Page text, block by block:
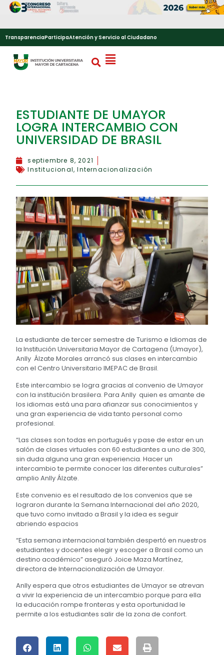
TransparenciaParticipaAtención y Servicio al Ciudadano
ESTUDIANTE DE UMAYOR
LOGRA INTERCAMBIO CON
UNIVERSIDAD DE BRASIL
septiembre 8, 2021
Institucional,Internacionalización
La estudiante de tercer semestre de Turismo e Idiomas de
la Institución Universitaria Mayor de Cartagena (Umayor),
Anlly Álzate Morales arrancó sus clases en intercambio
con el Centro Universitario IMEPAC de Brasil.
Este intercambio se logra gracias al convenio de Umayor
con la institución brasilera. Para Anlly quien es amante de
los idiomas está una para afianzar sus conocimientos y
una gran experiencia de vida tanto personal como
profesional.
“Las clases son todas en portugués y pase de estar en un
salón de clases virtuales con 60 estudiantes a uno de 300,
sin duda alguna una gran experiencia. Hacer un
intercambio te permite conocer las diferentes culturales”
amplio Anlly Álzate.
Este convenio es el resultado de los convenios que se
lograron durante la Semana Internacional del año 2020,
que tuvo como invitado a Brasil y la idea es seguir
abriendo espacios
“Esta semana internacional también despertó en nuestros
estudiantes y docentes elegir y escoger a Brasil como un
destino académico” aseguró Joice Maza Martínez,
directora de Internacionalización de Umayor.
Anlly espera que otros estudiantes de Umayor se atrevan
a vivir la experiencia de un intercambio porque para ella
la educación rompe fronteras y esta oportunidad le
permite a los estudiantes salir de la zona de confort.